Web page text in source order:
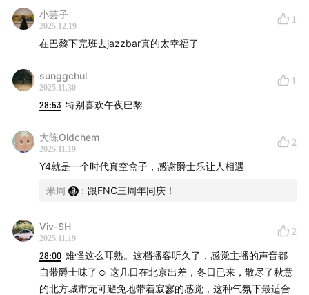
27:10 Je Suis Seul Ce Soir – 午夜巴黎
Grappelli
R-26 – Django Reinhardt & Stephane Grappelli
小芸子
2025.12.19
1
在巴黎下完班去jazzbar真的太幸福了
sunggchul
2025.11.30
1
28:53 特别喜欢午夜巴黎
大陈Oldchem
2025.11.19
2
Y4就是一个时代真空盒子，感谢爵士乐让人相遇
米周 : 跟FNC三周年同庆！
Viv-SH
2025.11.19
2
28:00 难怪这么耳熟。这档播客听久了，感觉主播的声音都
自带爵士味了☺️ 这几日在北京出差，冬日已来，散尽了秋意
的北方城市无可避免地带着寂寥的感觉，这种气氛下最适合